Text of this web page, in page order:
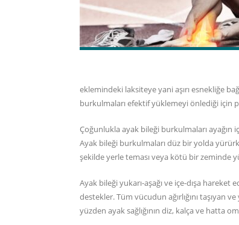
eklemindeki laksiteye yani aşırı esnekliğe
burkulmaları efektif yüklemeyi önlediği
Çoğunlukla ayak bileği burkulmaları
Ayak bileği burkulmaları düz bir yolda
şekilde yerle teması veya kötü bir zeminde
Ayak bileği yukarı-aşağı ve içe-dışa
destekler. Tüm vücudun ağırlığını taşıyan
yüzden ayak sağlığının diz, kalça ve hatta